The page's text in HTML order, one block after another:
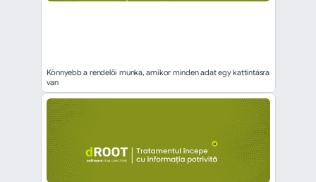
Könnyebb a rendelői munka, amikor minden adat egy kattintásra
van